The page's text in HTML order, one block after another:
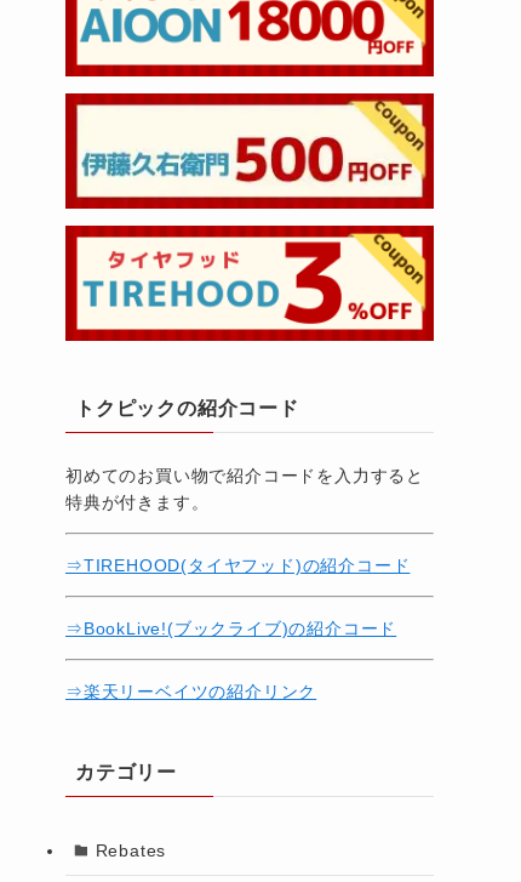
トクピックの紹介コード
初めてのお買い物で紹介コードを入力すると
特典が付きます。
⇒TIREHOOD(タイヤフッド)の紹介コード
⇒BookLive!(ブックライブ)の紹介コード
⇒楽天リーベイツの紹介リンク
カテゴリー
Rebates